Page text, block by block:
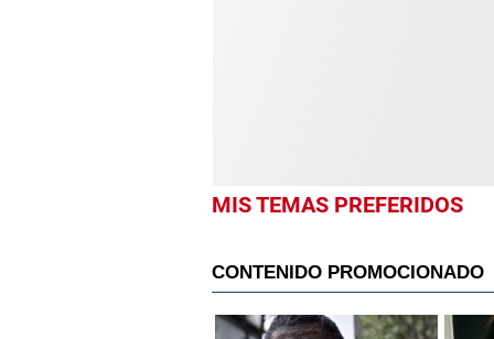
MIS TEMAS PREFERIDOS